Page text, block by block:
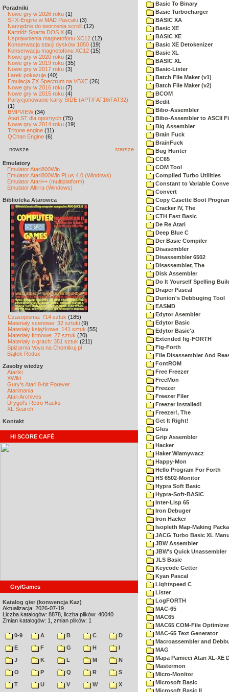
Poradniki
Nowe gry w 2026 roku (1)
SFX-Engine w MAD Pascalu (3)
Narzędzie do tworzenia scrolli (12)
Kartridż Sparta DOS X (6)
Usprawnienia magnetofonu XC12 (12)
Konserwacja stacji dysków 1050 (19)
Konserwacja magnetofonu XC12 (15)
Nowe gry w 2020 roku (2)
Nowe gry w 2019 roku (35)
Nowe gry w 2017 roku (3)
Larek pokazuje (40)
Emulacja ZX Spectrum na VBXE (26)
Nowe gry w 2016 roku (7)
Nowe gry w 2015 roku (4)
Partycjonowanie karty SIDE (APT/FAT16/FAT32)
(1)
BMPVIEW(34)
Atari ST dla opornych (75)
Nowe gry w 2014 roku (19)
Tritone engine (11)
QChan Engine (6)
nowsze starsze
Emulatory
Emulator Atari800Win
Emulator Atari800Win PLus 4.0 (Windows)
Emulator Atari++ (multiplatform)
Emulator Altirra (Windows)
Biblioteka Atarowca
Czasopisma: 714 sztuk (185)
Materiały scenowe: 32 sztuki (9)
Materiały książkowe: 141 sztuk (55)
Materiały firmowe: 27 sztuk (20)
Materiały o grach: 351 sztuk (211)
Spiżarnia Voya na Chomikuj.pl
Bajtek Redux
Zasoby wiedzy
Atariki
XWiki
Gury's Atari 8-bit Forever
Atarimania
Atari Archives
Drygol's Retro Hacks
XL Search
Kontakt
HI SCORE CAFÉ
Gry/Games
Katalog gier (konwencja Kaz)
Aktualizacja: 2026-07-19
Liczba katalogów: 8878, liczba plików: 40040
Zmian katalogów: 1, zmian plików: 1
0-9 A B C
D
E
F G H
I
J
K L M
N
O
P Q R
S
T
U V W X
Basic To Binary
Basic Turbocharger
BASIC XA
Basic XE
BASIC XE
Basic XE Detokenizer
Basic XL
BASIC XL
Basic-Lister
Batch File Maker (v1)
Batch File Maker (v2)
BCOM
Bedit
Bibo-Assembler
Bibo-Assembler to ASCII
Big Assembler
Brain Fuck
BrainFuck
Bug Hunter
CC65
COM Tool
Compiled Turbo Utilities
Constant to Variable
Convert
Copy Casette Boot
Cracker IV, The
CTH Fast Basic
De Re Atari
Deep Blue C
Der Basic Compiler
Disasembler
Disassembler 6502
Disassembler, The
Disk Assembler
Do It Yourself Spelling
Draper Pascal
Dunion's Debbuging Tool
EASMD
Edytor Asembler
Edytor Basic
Edytor Basic'a
Extended fig-FORTH
Fig-Forth
File Disassembler And
FontROM
Free Freezer
FreeMon
Freezer
Freezer Filer
Freezer Installed!
Freezer!, The
Get It Right!
Glus
Grip Assembler
Hacker
Haker Wlamywacz
Happy-Mon
Hello Program For Forth
HS 6502-Monitor
Hypra Soft Basic
Hypra-Soft-BASIC
Inter-Lisp 65
Iron Debuger
Iron Hacker
Isopleth Map-Making
JACG Turbo Basic XL
JBW Assembler
JBW's Quick Unassembler
JLS Basic
Keycode Getter
Kyan Pascal
Lightspeed C
Lister
LogFORTH
MAC-65
MAC65
MAC65 COM-File
MAC-65 Text Generator
Macroassembler and
MAG
Mapa Pamieci Atari XL-XE
Mastermon
Micro-Monitor
Microsoft Basic
Microsoft Basic II